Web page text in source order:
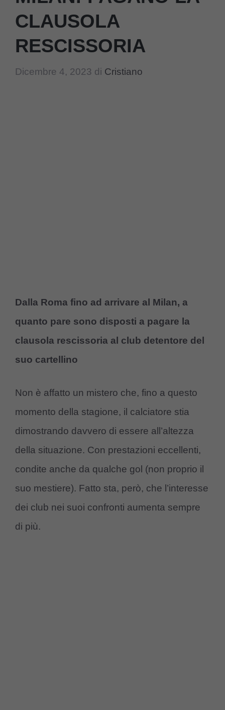
CLAUSOLA
RESCISSORIA
Dicembre 4, 2023 di Cristiano
Dalla Roma fino ad arrivare al Milan, a
quanto pare sono disposti a pagare la
clausola rescissoria al club detentore del
suo cartellino
Non è affatto un mistero che, fino a questo
momento della stagione, il calciatore stia
dimostrando davvero di essere all’altezza
della situazione. Con prestazioni eccellenti,
condite anche da qualche gol (non proprio il
suo mestiere). Fatto sta, però, che l’interesse
dei club nei suoi confronti aumenta sempre
di più.